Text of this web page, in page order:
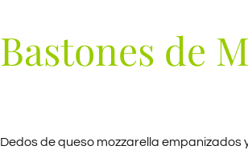
Bastones de
Dedos de queso mozzarella